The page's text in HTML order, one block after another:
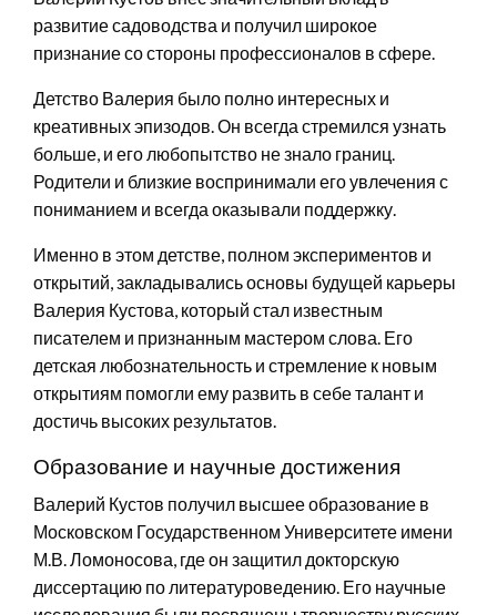
развитие садоводства и получил широкое
признание со стороны профессионалов в сфере.
Детство Валерия было полно интересных и
креативных эпизодов. Он всегда стремился узнать
больше, и его любопытство не знало границ.
Родители и близкие воспринимали его увлечения с
пониманием и всегда оказывали поддержку.
Именно в этом детстве, полном экспериментов и
открытий, закладывались основы будущей карьеры
Валерия Кустова, который стал известным
писателем и признанным мастером слова. Его
детская любознательность и стремление к новым
открытиям помогли ему развить в себе талант и
достичь высоких результатов.
Образование и научные достижения
Валерий Кустов получил высшее образование в
Московском Государственном Университете имени
М.В. Ломоносова, где он защитил докторскую
диссертацию по литературоведению. Его научные